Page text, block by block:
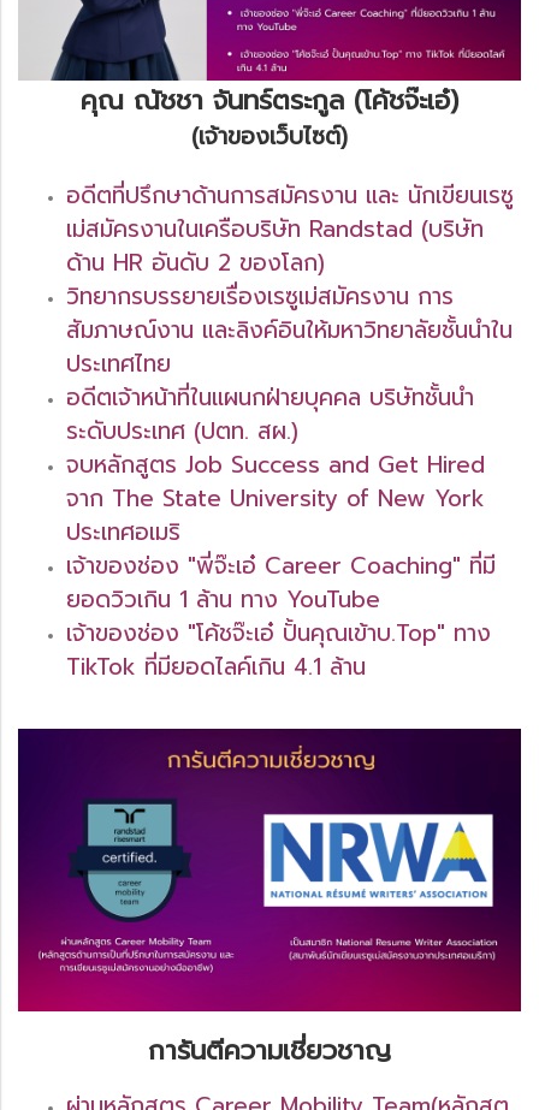
คุณ ณัชชา จันทร์ตระกูล (โค้ชจ๊ะเอ๋)
(เจ้าของเว็บไซต์)
อดีตที่ปรึกษาด้านการสมัครงาน และ นักเขียนเรซู
เม่สมัครงานในเครือบริษัท Randstad (บริษัท
ด้าน HR อันดับ 2 ของโลก)
วิทยากรบรรยายเรื่องเรซูเม่สมัครงาน การ
สัมภาษณ์งาน และลิงค์อินให้มหาวิทยาลัยชั้นนำใน
ประเทศไทย
อดีตเจ้าหน้าที่ในแผนกฝ่ายบุคคล บริษัทชั้นนำ
ระดับประเทศ (ปตท. สผ.)
จบหลักสูตร Job Success and Get Hired
จาก The State University of New York
ประเทศอเมริ
เจ้าของช่อง "พี่จ๊ะเอ๋ Career Coaching" ที่มี
ยอดวิวเกิน 1 ล้าน ทาง YouTube
เจ้าของช่อง "โค้ชจ๊ะเอ๋ ปั้นคุณเข้าบ.Top" ทาง
TikTok ที่มียอดไลค์เกิน 4.1 ล้าน
การันตีความเชี่ยวชาญ